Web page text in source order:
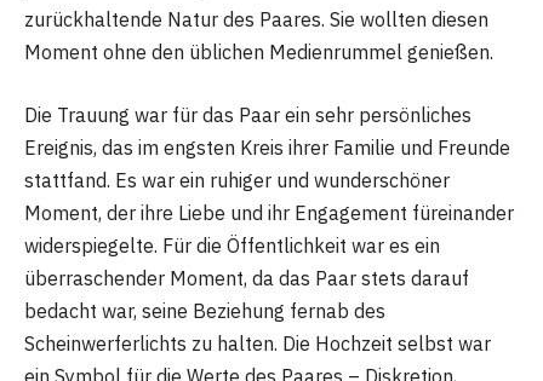
zurückhaltende Natur des Paares. Sie wollten diesen
Moment ohne den üblichen Medienrummel genießen.
Die Trauung war für das Paar ein sehr persönliches
Ereignis, das im engsten Kreis ihrer Familie und Freunde
stattfand. Es war ein ruhiger und wunderschöner
Moment, der ihre Liebe und ihr Engagement füreinander
widerspiegelte. Für die Öffentlichkeit war es ein
überraschender Moment, da das Paar stets darauf
bedacht war, seine Beziehung fernab des
Scheinwerferlichts zu halten. Die Hochzeit selbst war
ein Symbol für die Werte des Paares – Diskretion,